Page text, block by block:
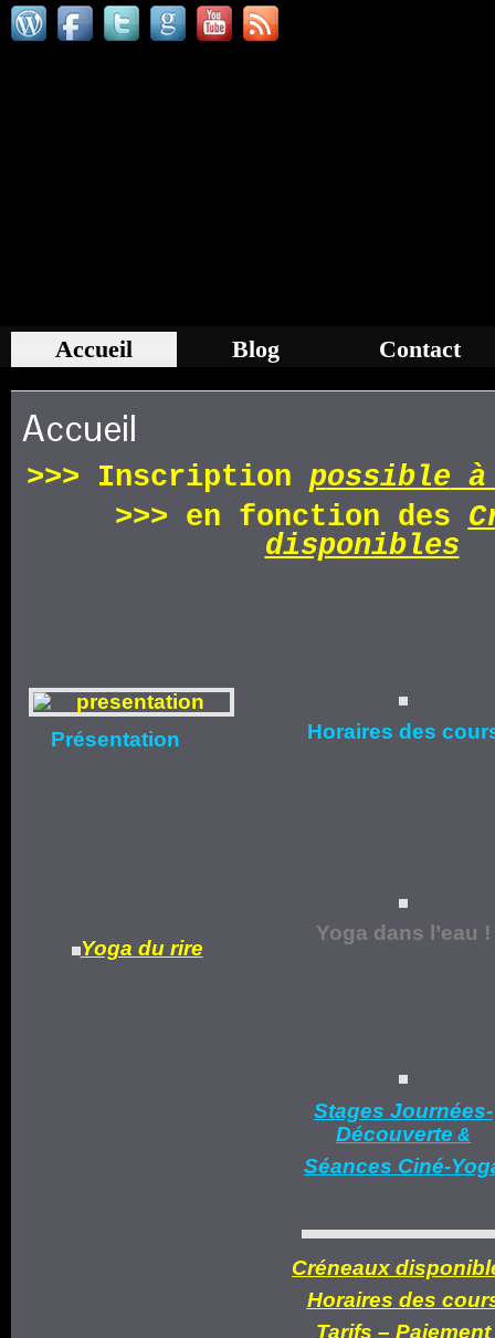
Accueil Blog Contact
Accueil
>>> Inscription possible à
>>> en fonction des
disponibles
Présentation Horaires des
Yoga du rire
Yoga dans l’eau !
Stages Journées-
Découverte &
Séances Ciné-
Créneaux
Horaires des
Tarifs – Paiement